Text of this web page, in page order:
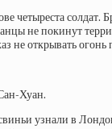
четыреста солдат.
не покинут
не открывать
Хуан.
узнали в